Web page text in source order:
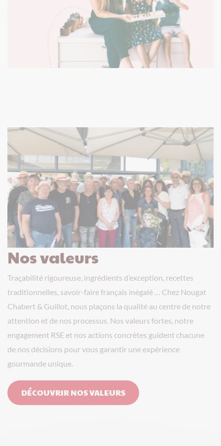
Nos valeurs
Traçabilité rigoureuse, ingrédients d’exception, recettes
traditionnelles, savoir-faire français inégalé … Chez Nougat
Chabert & Guillot, nous plaçons la qualité au centre de notre
attention et de nos processus. Nos valeurs fortes, notre
engagement RSE et nos actions concrètes guident chacune
de nos décisions pour vous garantir une expérience
gourmande unique.
DÉCOUVRIR NOS VALEURS